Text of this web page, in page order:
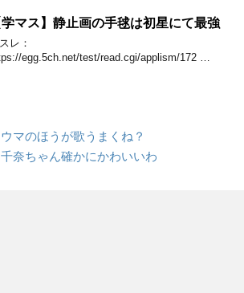
学マス】静止画の手毬は初星にて最強
レ：
egg.5ch.net/test/read.cgi/applism/172 …
ウマのほうが歌うまくね？
千奈ちゃん確かにかわいいわ